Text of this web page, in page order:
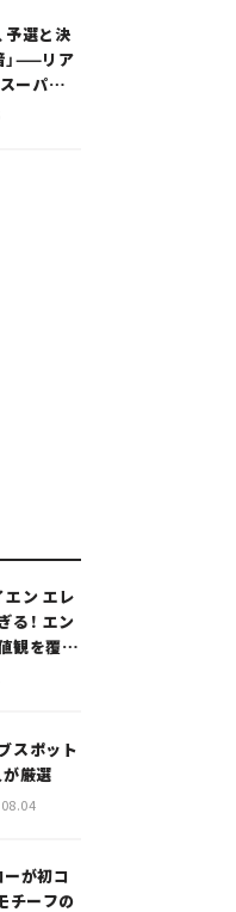
予選と決
」——リア
ーパー
国際サ
エン エレ
る！ エン
観を覆し
走り。
スポット
厳選
が初コ
チーフの